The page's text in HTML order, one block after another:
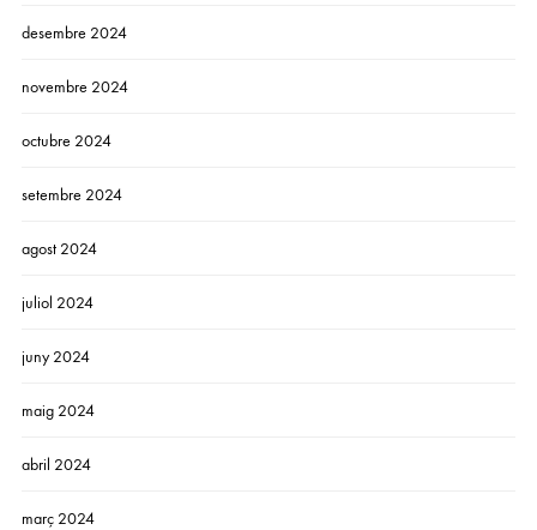
desembre 2024
novembre 2024
octubre 2024
setembre 2024
agost 2024
juliol 2024
juny 2024
maig 2024
abril 2024
març 2024